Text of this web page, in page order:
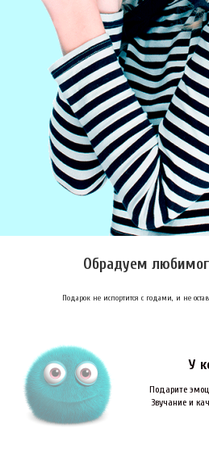
Обрадуем
Подарок не испортится с годами, и не
У
Подарите
Звучание и